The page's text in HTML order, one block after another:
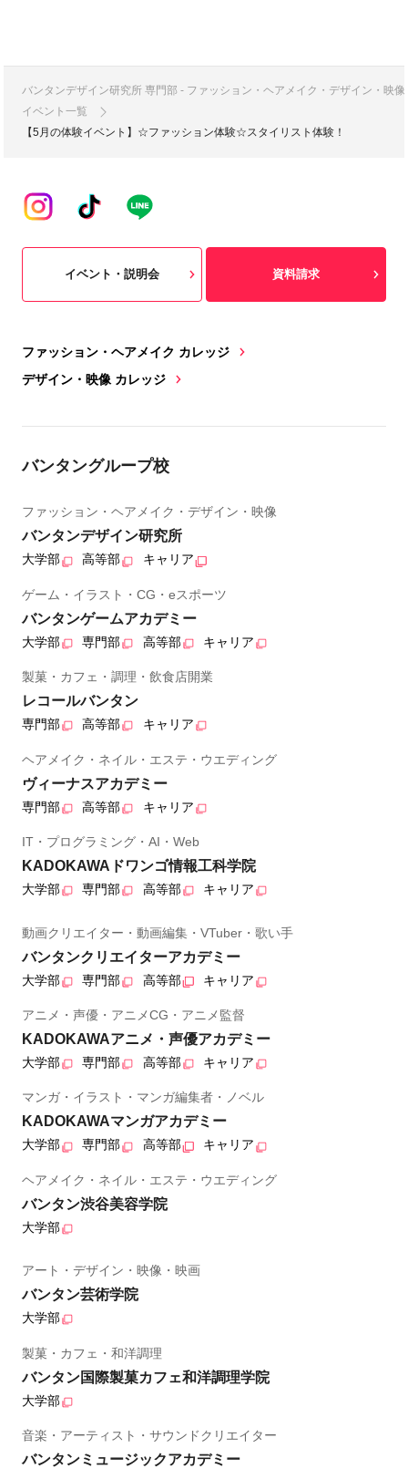
バンタンデザイン研究所 専門部 - ファッション・ヘアメイク・デザイン・映
イベント一覧
【5月の体験イベント】☆ファッション体験☆スタイリスト体験！
ファッション・ヘアメイク カレッジ
デザイン・映像 カレッジ
イベント・説明会 資料請求
バンタングループ校
ファッション・ヘアメイク・デザイン・映像
バンタンデザイン研究所
大学部 高等部 キャリア
ゲーム・イラスト・CG・eスポーツ
バンタンゲームアカデミー
大学部 専門部 高等部 キャリア
製菓・カフェ・調理・飲食店開業
レコールバンタン
専門部 高等部 キャリア
ヘアメイク・ネイル・エステ・ウエディング
ヴィーナスアカデミー
専門部 高等部 キャリア
IT・プログラミング・AI・Web
KADOKAWAドワンゴ情報工科学院
大学部 専門部 高等部 キャリア
動画クリエイター・動画編集・VTuber・歌い手
バンタンクリエイターアカデミー
大学部 専門部 高等部 キャリア
アニメ・声優・アニメCG・アニメ監督
KADOKAWAアニメ・声優アカデミー
大学部 専門部 高等部 キャリア
マンガ・イラスト・マンガ編集者・ノベル
KADOKAWAマンガアカデミー
大学部 専門部 高等部 キャリア
ヘアメイク・ネイル・エステ・ウエディング
バンタン渋谷美容学院
大学部
アート・デザイン・映像・映画
バンタン芸術学院
大学部
製菓・カフェ・和洋調理
バンタン国際製菓カフェ和洋調理学院
大学部
音楽・アーティスト・サウンドクリエイター
バンタンミュージックアカデミー